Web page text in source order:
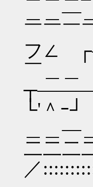
＿
￣￣￣
フ∠
￣
└'＾ｰ┘
＿＿
二二二
／